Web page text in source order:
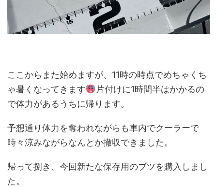
ここからまた始めますが、11時の時点でめちゃくち
ゃ暑くなってきます
片付けに1時間半はかかるの
で体力があるうちに帰ります。
予想通り体力を奪われながらも車内でクーラーで
時々涼みながらなんとか撤収できました。
帰って捌き、今回新たな保存用のブツを購入しまし
た。